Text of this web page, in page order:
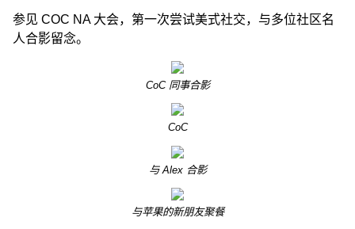
参见 COC NA 大会，第一次尝试美式社交，与多位社区名
人合影留念。
CoC 同事合影
CoC
与 Alex 合影
与苹果的新朋友聚餐